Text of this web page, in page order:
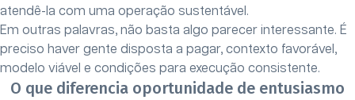
atendê-la com uma operação sustentável.
Em outras palavras, não basta algo parecer interessante. É
preciso haver gente disposta a pagar, contexto favorável,
modelo viável e condições para execução consistente.
O que diferencia oportunidade de entusiasmo